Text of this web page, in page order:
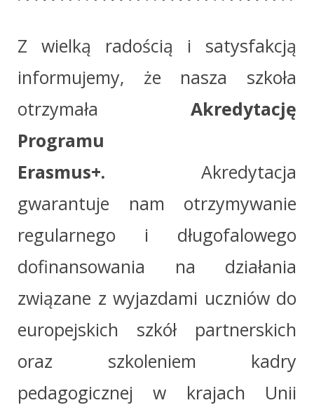
Z wielką radością i satysfakcją
informujemy, że nasza szkoła
otrzymała Akredytację
Programu
Erasmus+. Akredytacja
gwarantuje nam otrzymywanie
regularnego i długofalowego
dofinansowania na działania
związane z wyjazdami uczniów do
europejskich szkół partnerskich
oraz szkoleniem kadry
pedagogicznej w krajach Unii